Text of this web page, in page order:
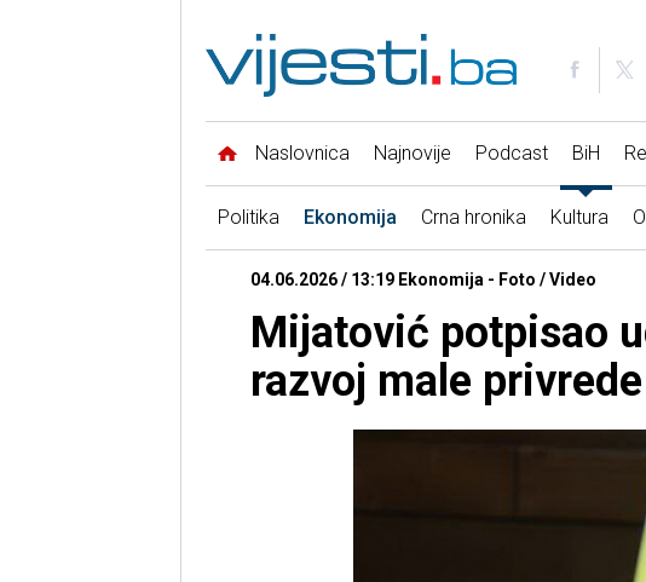
Naslovnica Najnovije Podcast BiH
Politika Ekonomija Crna hronika Kultura
04.06.2026 / 13:19 Ekonomija - Foto / Video
Mijatović potpisao
razvoj male